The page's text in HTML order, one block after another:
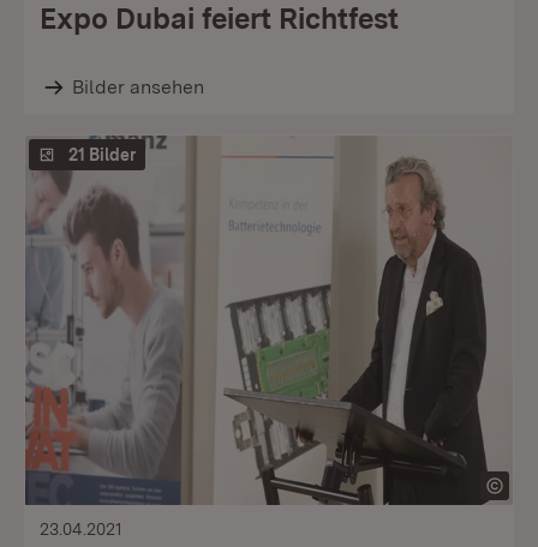
Expo Dubai feiert Richtfest
Bilder ansehen
21 Bilder
23.04.2021